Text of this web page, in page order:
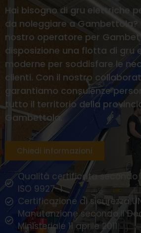
Hai bisogno di gru elettriche
da noleggiare a Gambettola?
nostro operatore per
disposizione una flotta di gru
moderne per soddisfare le
clienti. Con il nostro
garantiamo consulenze
tutto il territorio della provincia
Gambettola.
Chiedi informazioni
Qualità certificata secondo
ISO 9927-1
Certificazione di sicurezza
Manutenzione secondo il
Ministeriale 11 aprile 2011